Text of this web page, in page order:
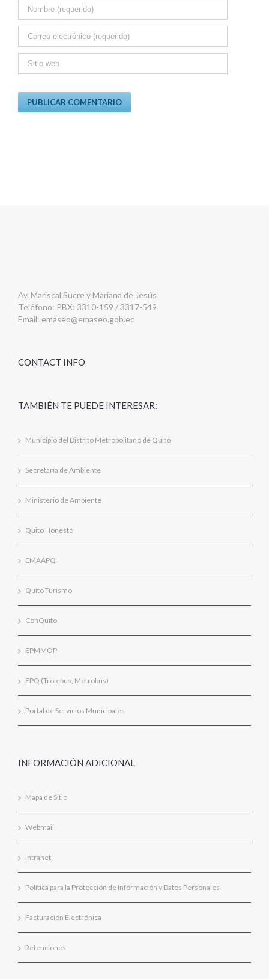
Av. Mariscal Sucre y Mariana de Jesús
Teléfono: PBX: 3310-159 / 3317-549
Email: emaseo@emaseo.gob.ec
CONTACT INFO
TAMBIÉN TE PUEDE INTERESAR:
Municipio del Distrito Metropolitano de Quito
Secretaría de Ambiente
Ministerio de Ambiente
Quito Honesto
EMAAPQ
Quito Turismo
ConQuito
EPMMOP
EPQ (Trolebus, Metrobus)
Portal de Servicios Municipales
INFORMACIÓN ADICIONAL
Mapa de Sitio
Webmail
Intranet
Política para la Protección de Información y Datos Personales
Facturación Electrónica
Retenciones